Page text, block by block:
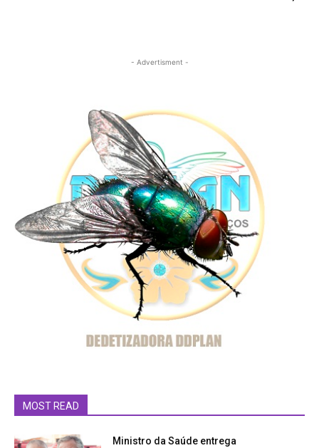
- Advertisment -
MOST READ
Ministro da Saúde entrega